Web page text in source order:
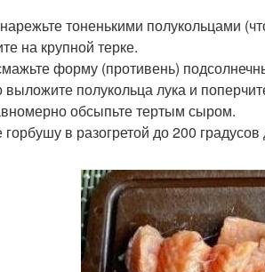
тоненькими полукольцами
на крупной терке.
форму (противень)
полукольца лука и
обсыпьте тертым сыром.
горбушу в разогретой до 200